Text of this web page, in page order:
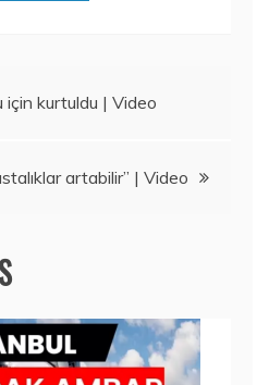
için kurtuldu | Video
artabilir” | Video